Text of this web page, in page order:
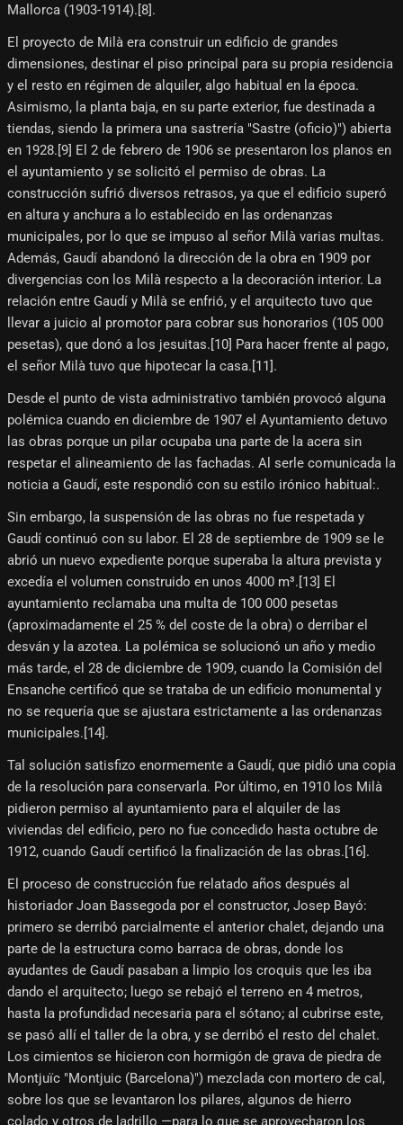
Mallorca (1903-1914).[8]​.
El proyecto de Milà era construir un edificio de grandes
dimensiones, destinar el piso principal para su propia residencia
y el resto en régimen de alquiler, algo habitual en la época.
Asimismo, la planta baja, en su parte exterior, fue destinada a
tiendas, siendo la primera una sastrería "Sastre (oficio)") abierta
en 1928.[9]​ El 2 de febrero de 1906 se presentaron los planos en
el ayuntamiento y se solicitó el permiso de obras. La
construcción sufrió diversos retrasos, ya que el edificio superó
en altura y anchura a lo establecido en las ordenanzas
municipales, por lo que se impuso al señor Milà varias multas.
Además, Gaudí abandonó la dirección de la obra en 1909 por
divergencias con los Milà respecto a la decoración interior. La
relación entre Gaudí y Milà se enfrió, y el arquitecto tuvo que
llevar a juicio al promotor para cobrar sus honorarios (105 000
pesetas), que donó a los jesuitas.[10]​ Para hacer frente al pago,
el señor Milà tuvo que hipotecar la casa.[11]​.
Desde el punto de vista administrativo también provocó alguna
polémica cuando en diciembre de 1907 el Ayuntamiento detuvo
las obras porque un pilar ocupaba una parte de la acera sin
respetar el alineamiento de las fachadas. Al serle comunicada la
noticia a Gaudí, este respondió con su estilo irónico habitual:.
Sin embargo, la suspensión de las obras no fue respetada y
Gaudí continuó con su labor. El 28 de septiembre de 1909 se le
abrió un nuevo expediente porque superaba la altura prevista y
excedía el volumen construido en unos 4000 m³.[13]​ El
ayuntamiento reclamaba una multa de 100 000 pesetas
(aproximadamente el 25 % del coste de la obra) o derribar el
desván y la azotea. La polémica se solucionó un año y medio
más tarde, el 28 de diciembre de 1909, cuando la Comisión del
Ensanche certificó que se trataba de un edificio monumental y
no se requería que se ajustara estrictamente a las ordenanzas
municipales.[14]​.
Tal solución satisfizo enormemente a Gaudí, que pidió una copia
de la resolución para conservarla. Por último, en 1910 los Milà
pidieron permiso al ayuntamiento para el alquiler de las
viviendas del edificio, pero no fue concedido hasta octubre de
1912, cuando Gaudí certificó la finalización de las obras.[16]​.
El proceso de construcción fue relatado años después al
historiador Joan Bassegoda por el constructor, Josep Bayó:
primero se derribó parcialmente el anterior chalet, dejando una
parte de la estructura como barraca de obras, donde los
ayudantes de Gaudí pasaban a limpio los croquis que les iba
dando el arquitecto; luego se rebajó el terreno en 4 metros,
hasta la profundidad necesaria para el sótano; al cubrirse este,
se pasó allí el taller de la obra, y se derribó el resto del chalet.
Los cimientos se hicieron con hormigón de grava de piedra de
Montjuïc "Montjuic (Barcelona)") mezclada con mortero de cal,
sobre los que se levantaron los pilares, algunos de hierro
colado y otros de ladrillo —para lo que se aprovecharon los